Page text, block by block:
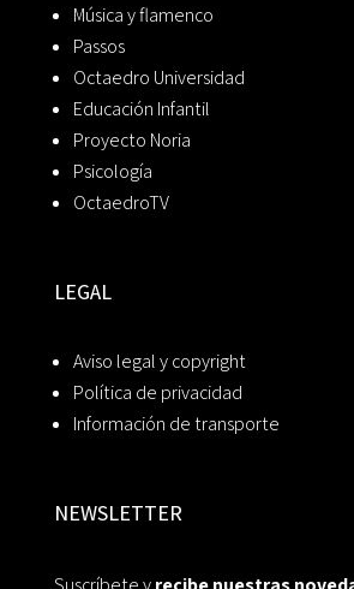
Música y flamenco
Passos
Octaedro Universidad
Educación Infantil
Proyecto Noria
Psicología
OctaedroTV
LEGAL
Aviso legal y copyright
Política de privacidad
Información de transporte
NEWSLETTER